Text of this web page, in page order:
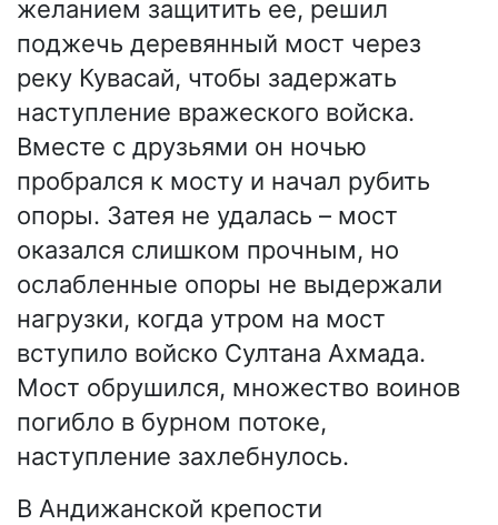
желанием защитить ее, решил
поджечь деревянный мост через
реку Кувасай, чтобы задержать
наступление вражеского войска.
Вместе с друзьями он ночью
пробрался к мосту и начал рубить
опоры. Затея не удалась – мост
оказался слишком прочным, но
ослабленные опоры не выдержали
нагрузки, когда утром на мост
вступило войско Султана Ахмада.
Мост обрушился, множество воинов
погибло в бурном потоке,
наступление захлебнулось.
В Андижанской крепости